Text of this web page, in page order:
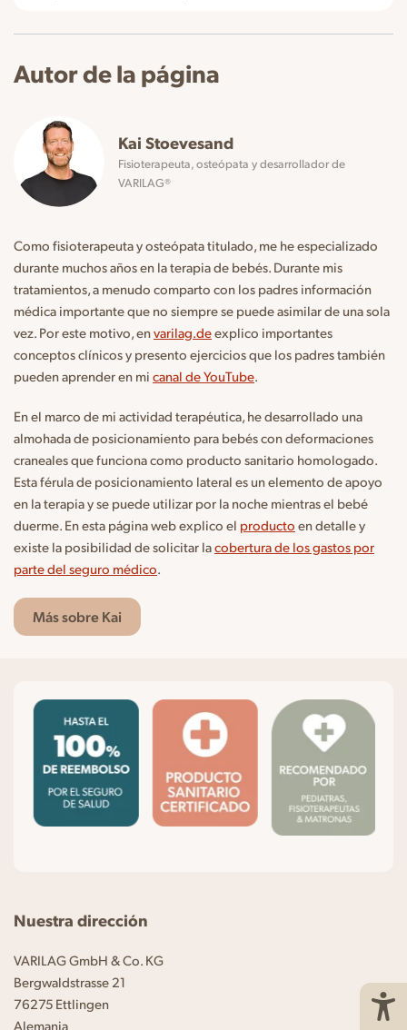
Autor de la página
Kai Stoevesand
Fisioterapeuta, osteópata y desarrollador de
VARILAG®
Como fisioterapeuta y osteópata titulado, me he especializado
durante muchos años en la terapia de bebés. Durante mis
tratamientos, a menudo comparto con los padres información
médica importante que no siempre se puede asimilar de una sola
vez. Por este motivo, envarilag.deexplico importantes
conceptos clínicos y presento ejercicios que los padres también
pueden aprender en mi canal de YouTube
En el marco de mi actividad terapéutica, he desarrollado una
almohada de posicionamiento para bebés con deformaciones
craneales que funciona como producto sanitario homologado.
Esta férula de posicionamiento lateral es un elemento de apoyo
en la terapia y se puede utilizar por la noche mientras el bebé
duerme. En esta página web explico el producto en detalle y
existe la posibilidad de solicitar lacobertura de los gastos por
parte del seguro médico
Más sobre Kai
Nuestra dirección
VARILAG GmbH & Co. KG
Bergwaldstrasse 21
76275 Ettlingen
Alemania